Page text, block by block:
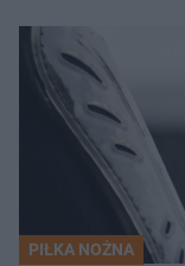
PIŁKA NOŻNA